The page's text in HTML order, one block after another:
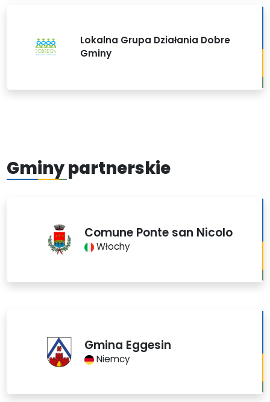
Lokalna Grupa Działania Dobre
Gminy
Gminy partnerskie
Comune Ponte san Nicolo
Włochy
Gmina Eggesin
Niemcy